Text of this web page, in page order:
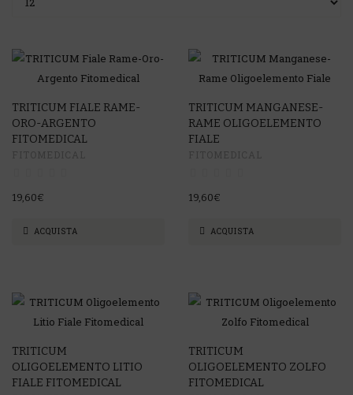
TRITICUM FIALE RAME-
ORO-ARGENTO
FITOMEDICAL
19,60€
ACQUISTA
TRITICUM MANGANESE-
RAME OLIGOELEMENTO
FIALE
19,60€
ACQUISTA
TRITICUM
OLIGOELEMENTO LITIO
FIALE FITOMEDICAL
TRITICUM
OLIGOELEMENTO ZOLFO
FITOMEDICAL